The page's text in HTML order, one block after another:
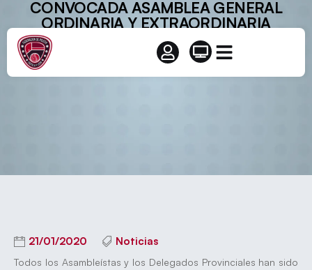
CONVOCADA ASAMBLEA GENERAL
ORDINARIA Y EXTRAORDINARIA
21/01/2020 Noticias
Todos los Asambleístas y los Delegados Provinciales han sido